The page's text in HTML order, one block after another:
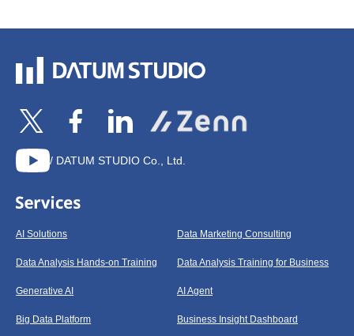
/ DATUM STUDIO Co., Ltd.
AI Solutions Data Marketing Consulting
Data Analysis Hands-on Training Data Analysis Training for Business
Generative AI AI Agent
Big Data Platform Business Insight Dashboard